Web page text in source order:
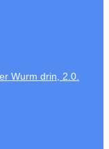
Wurm drin, 2.0.